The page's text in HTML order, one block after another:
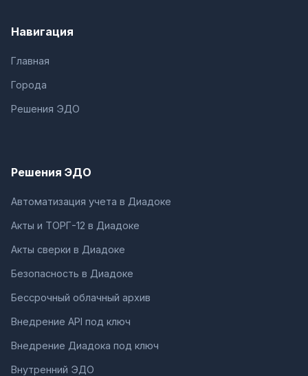
Навигация
Главная
Города
Решения ЭДО
Решения ЭДО
Автоматизация учета в Диадоке
Акты и ТОРГ-12 в Диадоке
Акты сверки в Диадоке
Безопасность в Диадоке
Бессрочный облачный архив
Внедрение API под ключ
Внедрение Диадока под ключ
Внутренний ЭДО